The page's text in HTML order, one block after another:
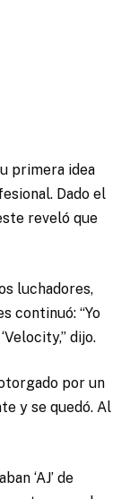
primera idea
Dado el
reveló que
luchadores,
continuó: “Yo
dijo.
por un
y se quedó. Al
‘AJ’ de